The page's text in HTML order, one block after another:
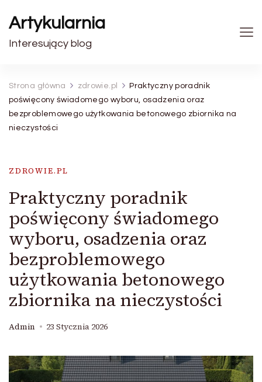
Artykularnia
Interesujący blog
Strona główna zdrowie.pl
Praktyczny poradnik
poświęcony świadomego wyboru, osadzenia oraz
bezproblemowego użytkowania betonowego zbiornika na
nieczystości
ZDROWIE.PL
Praktyczny poradnik
poświęcony świadomego
wyboru, osadzenia oraz
bezproblemowego
użytkowania betonowego
zbiornika na nieczystości
Admin 23 Stycznia 2026